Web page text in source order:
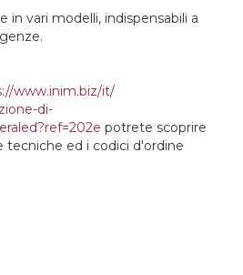
in vari modelli, indispensabili a
www.inim.biz/it/
di-
ref=202e potrete scoprire
ed i codici d'ordine